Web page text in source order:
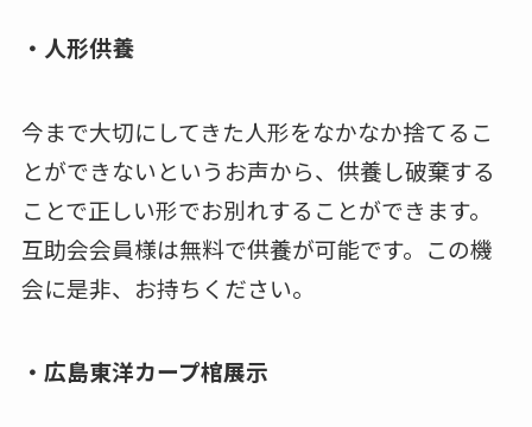
・人形供養
今まで大切にしてきた人形をなかなか捨てるこ
とができないというお声から、供養し破棄する
ことで正しい形でお別れすることができます。
互助会会員様は無料で供養が可能です。この機
会に是非、お持ちください。
・広島東洋カープ棺展示